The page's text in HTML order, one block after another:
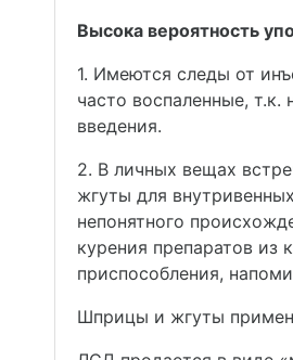
Высока вероятность
1. Имеются следы от
часто воспаленные,
введения.
2. В личных вещах
жгуты для
непонятного
курения препаратов из
приспособления,
Шприцы и жгуты